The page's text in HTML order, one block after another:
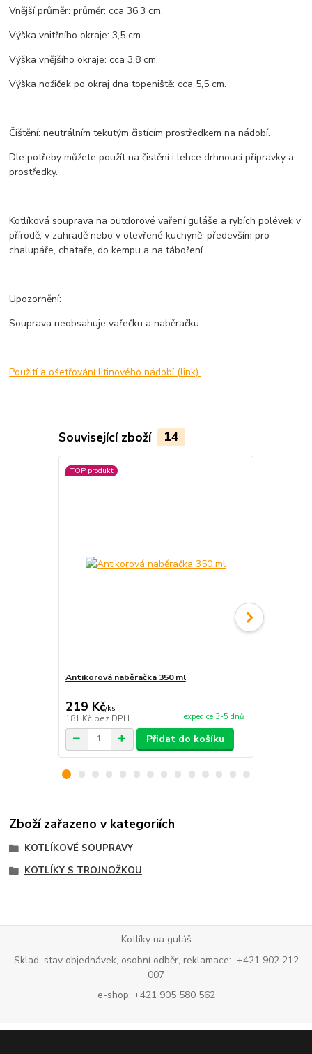
Vnější průměr: průměr: cca 36,3 cm.
Výška vnitřního okraje: 3,5 cm.
Výška vnějšího okraje: cca 3,8 cm.
Výška nožiček po okraj dna topeniště: cca 5,5 cm.
Čištění: neutrálním tekutým čistícím prostředkem na nádobí.
Dle potřeby můžete použít na čistění i lehce drhnoucí přípravky a
prostředky.
Kotlíková souprava na outdorové vaření guláše a rybích polévek v
přírodě, v zahradě nebo v otevřené kuchyně, především pro
chalupáře, chataře, do kempu a na táboření.
Upozornění:
Souprava neobsahuje vařečku a naběračku.
Použití a ošetřování litinového nádobí (link).
Související zboží 14
TOP produkt
Antikorová naběračka 350 ml
219 Kč/ks
181 Kč bez DPH expedice 3-5 dnů
Přidat do košíku
Zboží zařazeno v kategoriích
KOTLÍKOVÉ SOUPRAVY
KOTLÍKY S TROJNOŽKOU
Kotlíky na guláš
Sklad, stav objednávek, osobní odběr, reklamace: +421 902 212
007
e-shop: +421 905 580 562